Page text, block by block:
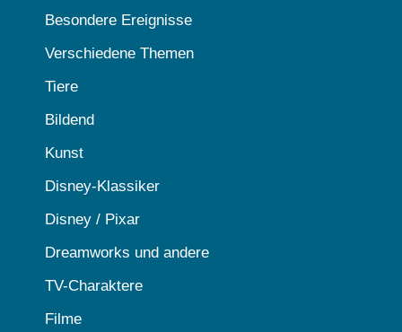
Besondere Ereignisse
Verschiedene Themen
Tiere
Bildend
Kunst
Disney-Klassiker
Disney / Pixar
Dreamworks und andere
TV-Charaktere
Filme